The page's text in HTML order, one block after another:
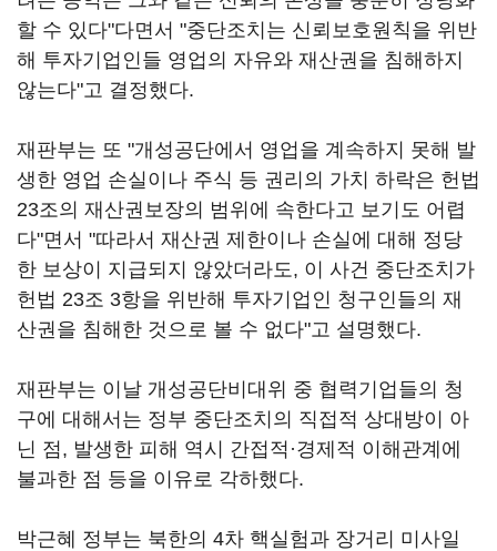
할 수 있다"다면서 "중단조치는 신뢰보호원칙을 위반
해 투자기업인들 영업의 자유와 재산권을 침해하지
않는다"고 결정했다.
재판부는 또 "개성공단에서 영업을 계속하지 못해 발
생한 영업 손실이나 주식 등 권리의 가치 하락은 헌법
23조의 재산권보장의 범위에 속한다고 보기도 어렵
다"면서 "따라서 재산권 제한이나 손실에 대해 정당
한 보상이 지급되지 않았더라도, 이 사건 중단조치가
헌법 23조 3항을 위반해 투자기업인 청구인들의 재
산권을 침해한 것으로 볼 수 없다"고 설명했다.
재판부는 이날 개성공단비대위 중 협력기업들의 청
구에 대해서는 정부 중단조치의 직접적 상대방이 아
닌 점, 발생한 피해 역시 간접적·경제적 이해관계에
불과한 점 등을 이유로 각하했다.
박근혜 정부는 북한의 4차 핵실험과 장거리 미사일